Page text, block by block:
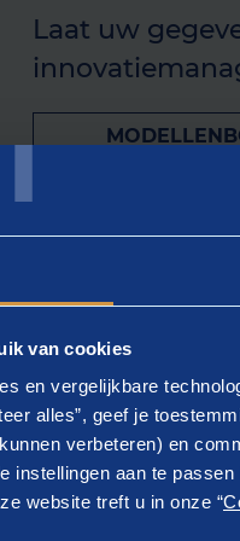
van cookies
en vergelijkbare
alles”, geef je
verbeteren) en
instellingen aan te
website treft u in onze “
Laat uw
jaar geleden bracht
inmiddels hun weg
die het